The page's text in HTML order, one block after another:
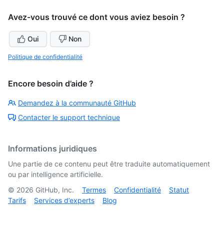
Avez-vous trouvé ce dont vous aviez besoin ?
Oui Non
Politique de confidentialité
Encore besoin d’aide ?
Demandez à la communauté GitHub
Contacter le support technique
Informations juridiques
Une partie de ce contenu peut être traduite automatiquement
ou par intelligence artificielle.
© 2026 GitHub, Inc. Termes Confidentialité
Statut
Tarifs
Services d’experts Blog